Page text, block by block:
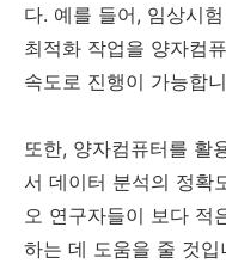
다. 예를 들어, 임상시
최적화 작업을 양자컴
속도로 진행이 가능합
또한, 양자컴퓨터를 활
서 데이터 분석의 정확
오 연구자들이 보다 적
하는 데 도움을 줄 것입